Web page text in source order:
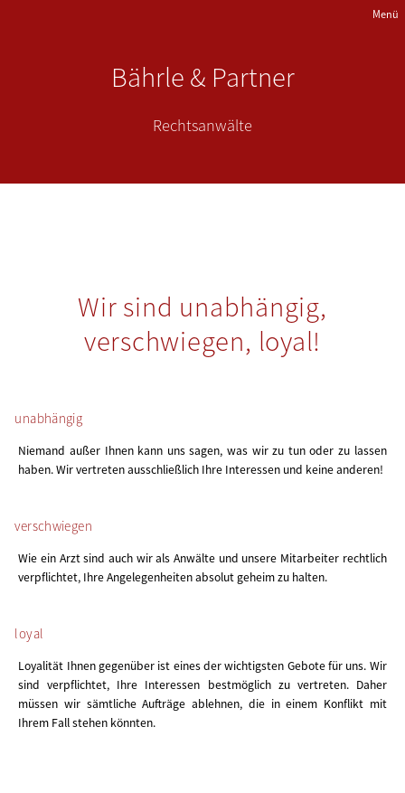
Menü
Bährle & Partner
Rechtsanwälte
Wir sind unabhängig,
verschwiegen, loyal!
unabhängig
Niemand außer Ihnen kann uns sagen, was wir zu tun oder zu lassen
haben. Wir vertreten ausschließlich Ihre Interessen und keine anderen!
verschwiegen
Wie ein Arzt sind auch wir als Anwälte und unsere Mitarbeiter rechtlich
verpflichtet, Ihre Angelegenheiten absolut geheim zu halten.
loyal
Loyalität Ihnen gegenüber ist eines der wichtigsten Gebote für uns. Wir
sind verpflichtet, Ihre Interessen bestmöglich zu vertreten. Daher
müssen wir sämtliche Aufträge ablehnen, die in einem Konflikt mit
Ihrem Fall stehen könnten.